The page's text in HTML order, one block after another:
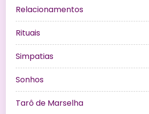
Relacionamentos
Rituais
Simpatias
Sonhos
Tarô de Marselha